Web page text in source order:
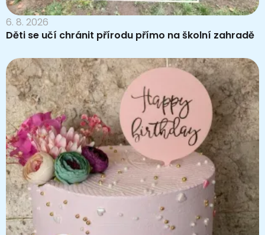
6. 8. 2026
Děti se učí chránit přírodu přímo na školní zahradě